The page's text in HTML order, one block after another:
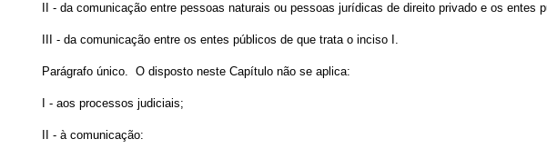
II - da comunicação entre pessoas naturais ou pessoas jurídicas de direito privado e os entes
III - da comunicação entre os entes públicos de que trata o inciso I.
Parágrafo único. O disposto neste Capítulo não se aplica:
I - aos processos judiciais;
II - à comunicação: